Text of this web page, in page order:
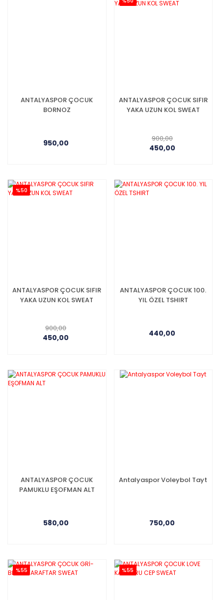
ANTALYASPOR ÇOCUK
BORNOZ
950,00
ANTALYASPOR ÇOCUK SIFIR
YAKA UZUN KOL SWEAT
450,00
900,00
%50
ANTALYASPOR ÇOCUK SIFIR
YAKA UZUN KOL SWEAT
450,00
900,00
ANTALYASPOR ÇOCUK 100.
YIL ÖZEL TSHIRT
440,00
ANTALYASPOR ÇOCUK
PAMUKLU EŞOFMAN ALT
580,00
Antalyaspor Voleybol Tayt
750,00
%55 %55